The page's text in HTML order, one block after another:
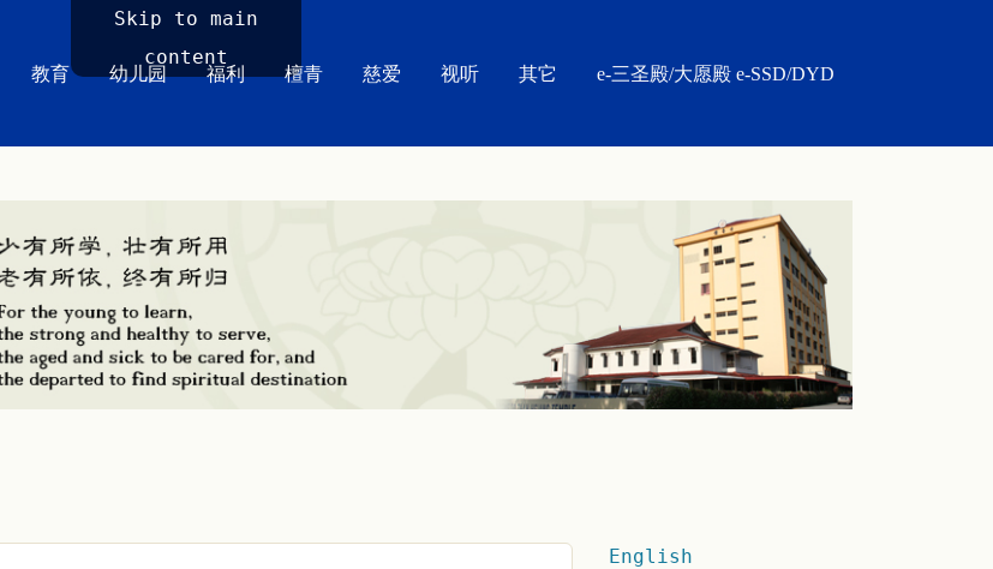
Skip to main
content
教育 幼儿园 福利 檀青 慈爱 视听 其它 e-三圣殿/大愿殿 e-SSD/DYD
English